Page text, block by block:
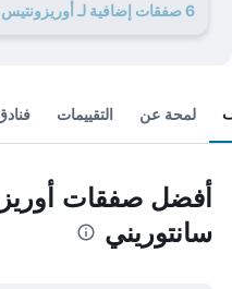
6 صفقات إضافية لـ أوريزونتيس هوتل سانتوريني
لمحة عن التقييمات
أفضل صفقات
سانتوريني